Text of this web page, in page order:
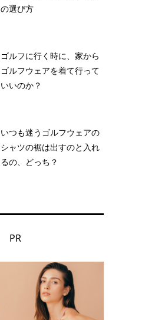
の選び方
ゴルフに行く時に、家から
ゴルフウェアを着て行って
いいのか？
いつも迷うゴルフウェアの
シャツの裾は出すのと入れ
るの、どっち？
PR